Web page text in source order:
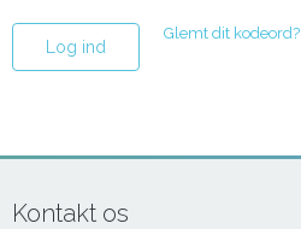
Log ind
Glemt dit kodeord?
Kontakt os